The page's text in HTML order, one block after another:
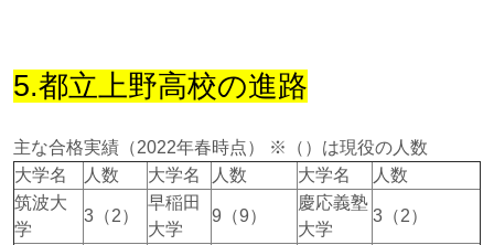
5.都立上野高校の進路
主な合格実績（2022年春時点） ※（）は現役の人数
大学名
人数 大学名 人数 大学名
人数
筑波大
学
3（2）
早稲田
大学
9（9）
慶応義塾
大学
3（2）